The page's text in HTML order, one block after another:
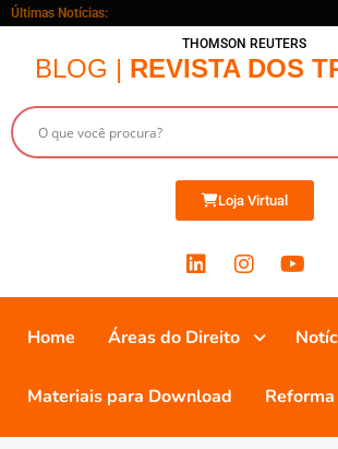
Últimas Notícias:
THOMSON REUTERS
BLOG | REVISTA DOS
Loja Virtual
Home Áreas do Direito
Materiais para Download